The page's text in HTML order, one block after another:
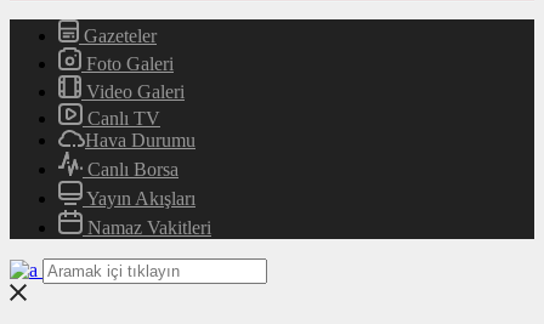
Gazeteler
Foto Galeri
Video Galeri
Canlı TV
Hava Durumu
Canlı Borsa
Yayın Akışları
Namaz Vakitleri